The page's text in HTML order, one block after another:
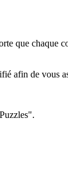
que
afin de vous